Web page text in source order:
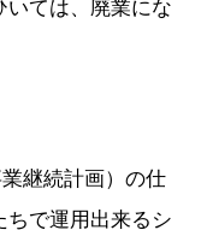
いては、廃業にな
継続計画）の仕
ちで運用出来るシ